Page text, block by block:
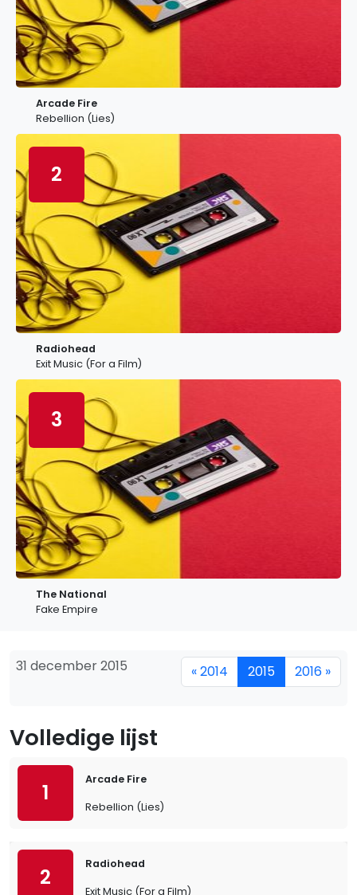
Arcade Fire
Rebellion (Lies)
2
Radiohead
Exit Music (For a Film)
3
The National
Fake Empire
31 december 2015 « 2014 2015 2016 »
Volledige lijst
1
Arcade Fire
Rebellion (Lies)
2
Radiohead
Exit Music (For a Film)